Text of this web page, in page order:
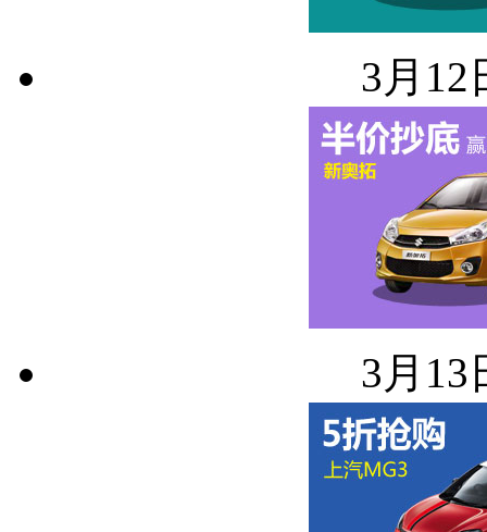
3月12
3月13